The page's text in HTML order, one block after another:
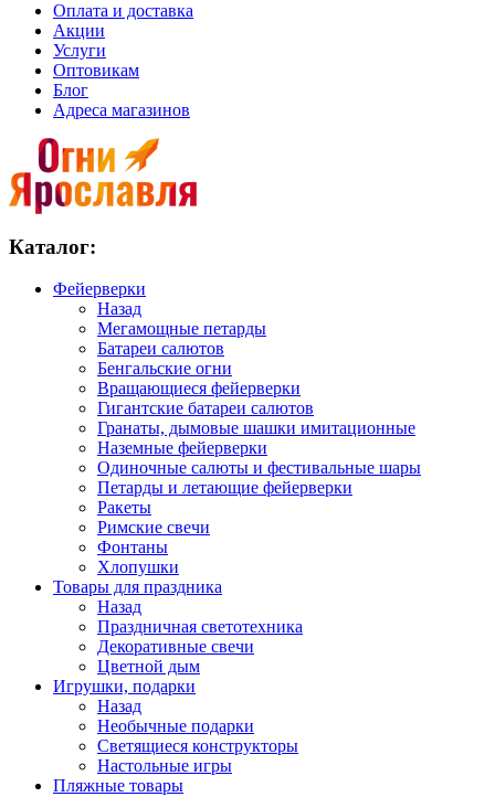
Оплата и доставка
Акции
Услуги
Оптовикам
Блог
Адреса магазинов
Каталог:
Фейерверки
Назад
Мегамощные петарды
Батареи салютов
Бенгальские огни
Вращающиеся фейерверки
Гигантские батареи салютов
Гранаты, дымовые шашки имитационные
Наземные фейерверки
Одиночные салюты и фестивальные шары
Петарды и летающие фейерверки
Ракеты
Римские свечи
Фонтаны
Хлопушки
Товары для праздника
Назад
Праздничная светотехника
Декоративные свечи
Цветной дым
Игрушки, подарки
Назад
Необычные подарки
Светящиеся конструкторы
Настольные игры
Пляжные товары